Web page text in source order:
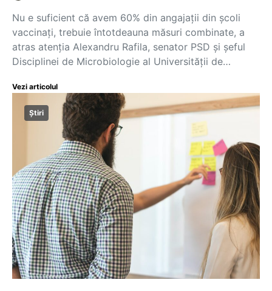
Nu e suficient că avem 60% din angajații din școli
vaccinați, trebuie întotdeauna măsuri combinate, a
atras atenția Alexandru Rafila, senator PSD și şeful
Disciplinei de Microbiologie al Universităţii de…
Vezi articolul
Știri